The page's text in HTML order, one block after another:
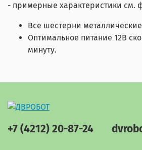
- примерные характеристики см.
Все шестерни
Оптимальное питание 12В
минуту.
+7 (4212) 20-87-24